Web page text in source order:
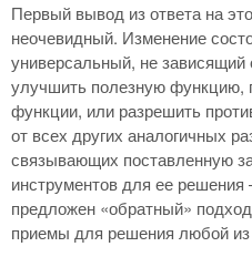
Первый вывод из ответа на
неочевидный. Изменение
универсальный, не зависящий
улучшить полезную функцию,
функции, или разрешить
от всех других аналогичных
связывающих поставленную
инструментов для ее
предложен «обратный»
приемы для решения любой из